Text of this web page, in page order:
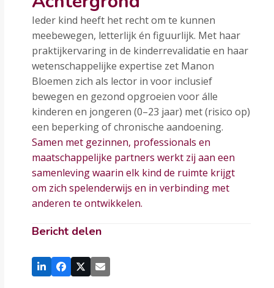
Ieder kind heeft het recht om te kunnen
meebewegen, letterlijk én figuurlijk. Met haar
praktijkervaring in de kinderrevalidatie en haar
wetenschappelijke expertise zet Manon
Bloemen zich als lector in voor inclusief
bewegen en gezond opgroeien voor álle
kinderen en jongeren (0–23 jaar) met (risico op)
een beperking of chronische aandoening.
Samen met gezinnen, professionals en
maatschappelijke partners werkt zij aan een
samenleving waarin elk kind de ruimte krijgt
om zich spelenderwijs en in verbinding met
anderen te ontwikkelen.
Bericht delen